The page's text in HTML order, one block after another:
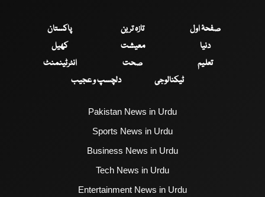
صفحۂ اول تازہ ترین
پاکستان
دنیا
معیشت
کھیل
تعلیم
صحت
انٹرٹینمنٹ
ٹیکنالوجی
دلچسپ و عجیب
Pakistan News in Urdu
Sports News in Urdu
Business News in Urdu
Tech News in Urdu
Entertainment News in Urdu